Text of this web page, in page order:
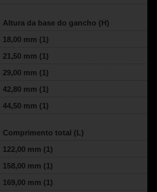
Altura da base do gancho (H)
18,00 mm (1)
21,50 mm (1)
29,00 mm (1)
42,80 mm (1)
44,50 mm (1)
Comprimento total (L)
122,00 mm (1)
158,00 mm (1)
169,00 mm (1)